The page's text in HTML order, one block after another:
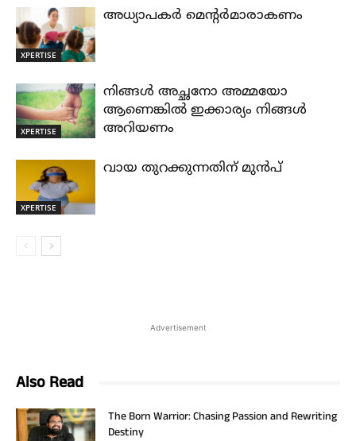
XPERTISE
അധ്യാപകർ മെന്റർമാരാകണം
XPERTISE
നിങ്ങൾ അച്ഛനോ അമ്മയോ
ആണെങ്കിൽ ഇക്കാര്യം നിങ്ങൾ
അറിയണം
XPERTISE
വായ തുറക്കുന്നതിന് മുന്‍പ്
Advertisement
Also Read
The Born Warrior: Chasing Passion and Rewriting
Destiny